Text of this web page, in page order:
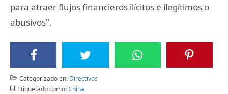
para atraer flujos financieros ilícitos e ilegítimos o
abusivos".
Categorizado en: Directivos
Etiquetado como: China